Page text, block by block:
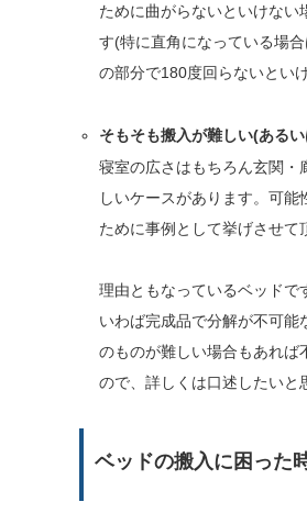
ために曲がらないといけな
す(特に直角になっている場
の部分で180度回らないとい
そもそも搬入が難しい(ある
寝室の広さはもちろん玄関・
しいケースがあります。可
ために事例として挙げさせて
理由ともなっているベッドで
いわば完成品で分解が不可
のものが難しい場合もあれば
ので、詳しくは口述したいと
ベッドの搬入に困った